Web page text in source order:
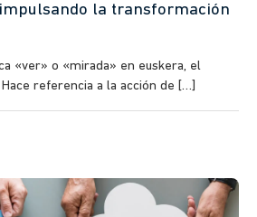
la transformación
«ver» o «mirada» en euskera, el
referencia a la acción de […]